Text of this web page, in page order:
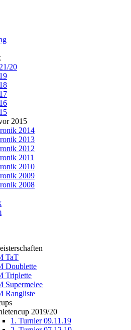
20
2015
2014
2013
2012
2011
2010
2009
2008
TaT
Doublette
Triplette
Supermelee
Rangliste
2019/20
1. Turnier 09.11.19